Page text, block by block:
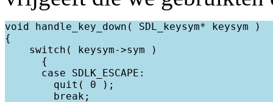
void handle_key_down( SDL_keysym* keysym )
{
    switch( keysym->sym )
      {
      case SDLK_ESCAPE:
        quit( 0 );
        break;